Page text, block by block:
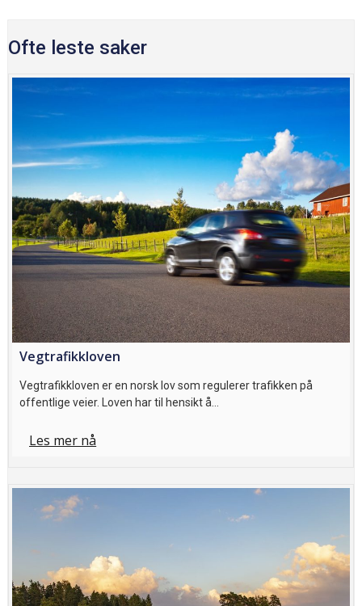
Ofte leste saker
Vegtrafikkloven
Vegtrafikkloven er en norsk lov som regulerer trafikken på
offentlige veier. Loven har til hensikt å…
Les mer nå